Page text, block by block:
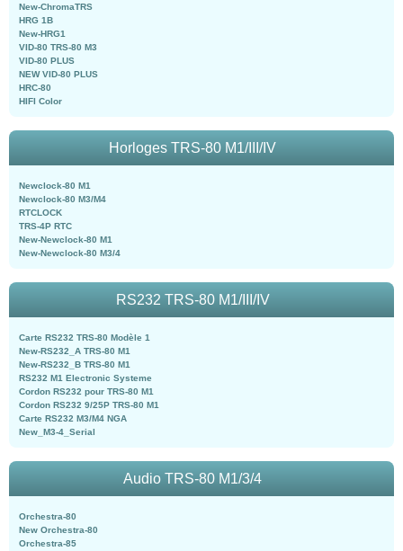
New-ChromaTRS
HRG 1B
New-HRG1
VID-80 TRS-80 M3
VID-80 PLUS
NEW VID-80 PLUS
HRC-80
HIFI Color
Horloges TRS-80 M1/III/IV
Newclock-80 M1
Newclock-80 M3/M4
RTCLOCK
TRS-4P RTC
New-Newclock-80 M1
New-Newclock-80 M3/4
RS232 TRS-80 M1/III/IV
Carte RS232 TRS-80 Modèle 1
New-RS232_A TRS-80 M1
New-RS232_B TRS-80 M1
RS232 M1 Electronic Systeme
Cordon RS232 pour TRS-80 M1
Cordon RS232 9/25P TRS-80 M1
Carte RS232 M3/M4 NGA
New_M3-4_Serial
Audio TRS-80 M1/3/4
Orchestra-80
New Orchestra-80
Orchestra-85